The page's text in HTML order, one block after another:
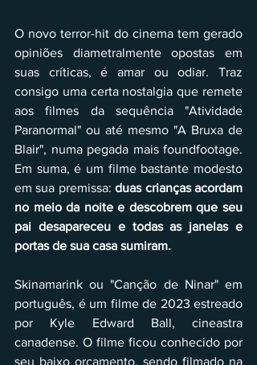
O novo terror-hit do cinema tem gerado
opiniões diametralmente opostas em
suas críticas, é amar ou odiar. Traz
consigo uma certa nostalgia que remete
aos filmes da sequência "Atividade
Paranormal" ou até mesmo "A Bruxa de
Blair", numa pegada mais foundfootage.
Em suma, é um filme bastante modesto
em sua premissa: duas crianças acordam
no meio da noite e descobrem que seu
pai desapareceu e todas as janelas e
portas de sua casa sumiram.
Skinamarink ou "Canção de Ninar" em
português, é um filme de 2023 estreado
por Kyle Edward Ball, cineastra
canadense. O filme ficou conhecido por
seu baixo orçamento, sendo filmado na